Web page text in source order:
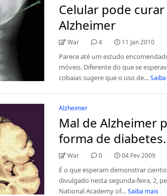
Celular pode
Alzheimer
War 4 11 Jan 2010
Parece até um estudo
móveis. Diferente do que se
cobaias sugere que o uso de...
Alzheimer
Mal de Alzheimer
forma de diabetes.
War 0 04 Fev 2009
É o que esperam demonstrar
divulgado nesta segunda-feira, 2,
National Academy of... Saiba mais